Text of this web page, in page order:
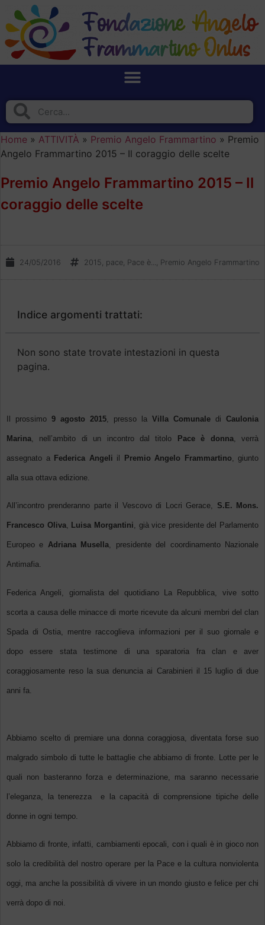
Home » ATTIVITÀ » Premio Angelo Frammartino » Premio
Angelo Frammartino 2015 – Il coraggio delle scelte
Premio Angelo Frammartino 2015 – Il
coraggio delle scelte
24/05/2016 2015 pace Pace è... Premio Angelo Frammartino
Indice argomenti trattati:
Non sono state trovate intestazioni in questa
pagina.
Il prossimo 9 agosto 2015 , presso la Villa Comunale di Caulonia
Marina , nell’ambito di un incontro dal titolo Pace è donna, verrà
assegnato a Federica Angeli il Premio Angelo Frammartino, giunto
alla sua ottava edizione.
All’incontro prenderanno parte il Vescovo di Locri Gerace, S.E. Mons.
Francesco Oliva, Luisa Morgantini, già vice presidente del Parlamento
Europeo e Adriana Musella, presidente del coordinamento Nazionale
Antimafia.
Federica Angeli, giornalista del quotidiano La Repubblica, vive sotto
scorta a causa delle minacce di morte ricevute da alcuni membri del clan
Spada di Ostia, mentre raccoglieva informazioni per il suo giornale e
dopo essere stata testimone di una sparatoria fra clan e aver
coraggiosamente reso la sua denuncia ai Carabinieri il 15 luglio di due
anni fa.
Abbiamo scelto di premiare una donna coraggiosa, diventata forse suo
malgrado simbolo di tutte le battaglie che abbiamo di fronte. Lotte per le
quali non basteranno forza e determinazione, ma saranno necessarie
l’eleganza, la tenerezza e la capacità di comprensione tipiche delle
donne in ogni tempo.
Abbiamo di fronte, infatti, cambiamenti epocali, con i quali è in gioco non
solo la credibilità del nostro operare per la Pace e la cultura nonviolenta
oggi, ma anche la possibilità di vivere in un mondo giusto e felice per chi
verrà dopo di noi.